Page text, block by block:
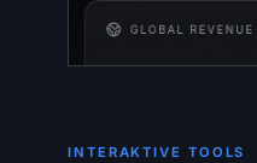
INTERAKTIVE TOOLS